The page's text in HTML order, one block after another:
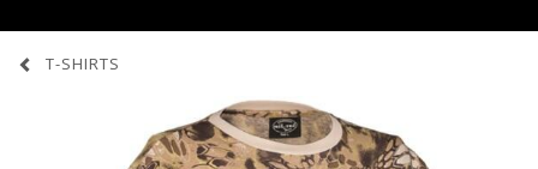
T-SHIRTS